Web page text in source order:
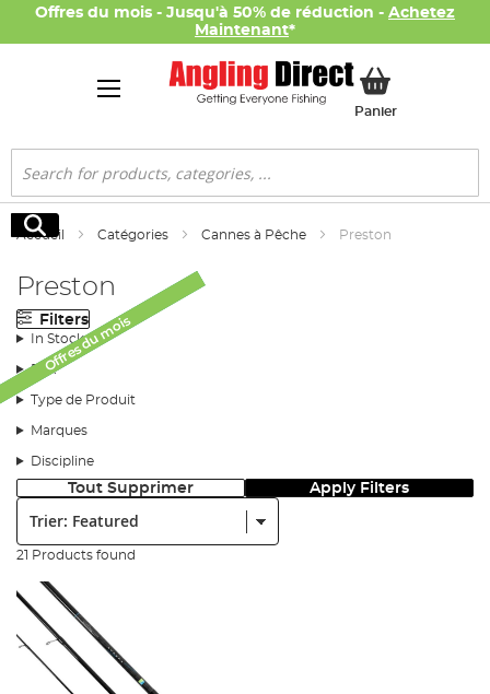
Offres du mois - Jusqu'à 50% de réduction - Achetez
Maintenant*
PanierMon panier
Rechercher
Rechercher
Accueil Catégories Cannes à Pêche Preston
Preston
Filters
In Stock
Prix
Type de Produit
Marques
Discipline
Tout Supprimer Apply Filters
21 Products found
Offres du mois
Nouveau Produit
Offres du mois